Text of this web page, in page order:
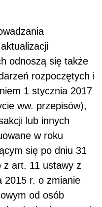
odnoszą się także
rozpoczętych i
1 stycznia 2017
ww. przepisów),
lub innych
w roku
się po dniu 31
z art. 11 ustawy z
2015 r. o zmianie
od osób